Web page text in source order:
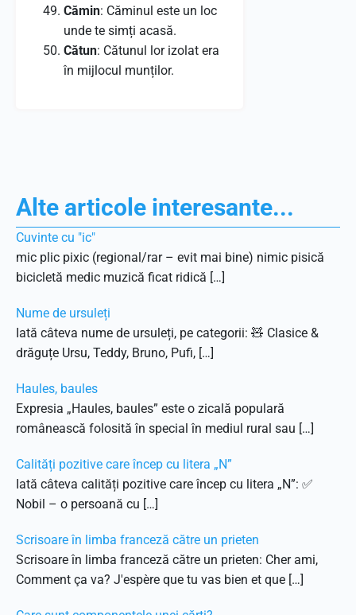
Cămin: Căminul este un loc
unde te simți acasă.
Cătun: Cătunul lor izolat era
în mijlocul munților.
Alte articole interesante...
Cuvinte cu "ic"
mic plic pixic (regional/rar – evit mai bine) nimic pisică
bicicletă medic muzică ficat ridică […]
Nume de ursuleți
Iată câteva nume de ursuleți, pe categorii: 🧸 Clasice &
drăguțe Ursu, Teddy, Bruno, Pufi, […]
Haules, baules
Expresia „Haules, baules” este o zicală populară
românească folosită în special în mediul rural sau […]
Calități pozitive care încep cu litera „N”
Iată câteva calități pozitive care încep cu litera „N”: ✅
Nobil – o persoană cu […]
Scrisoare în limba franceză către un prieten
Scrisoare în limba franceză către un prieten: Cher ami,
Comment ça va? J'espère que tu vas bien et que […]